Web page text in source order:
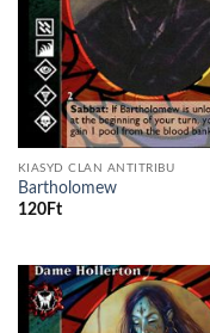
KIASYD CLAN ANTITRIBU
Bartholomew
120Ft